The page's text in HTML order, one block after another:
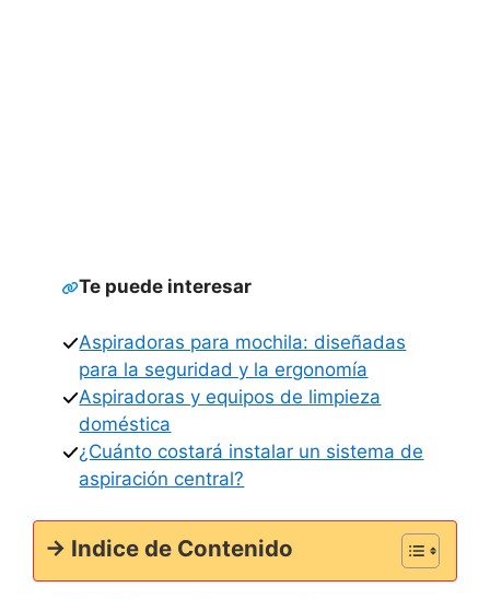
Te puede interesar
Aspiradoras para mochila: diseñadas
para la seguridad y la ergonomía
Aspiradoras y equipos de limpieza
doméstica
¿Cuánto costará instalar un sistema de
aspiración central?
-> Indice de Contenido